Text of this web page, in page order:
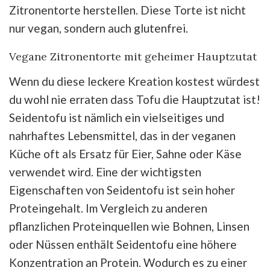
Zitronentorte herstellen. Diese Torte ist nicht
nur vegan, sondern auch glutenfrei.
Vegane Zitronentorte mit geheimer Hauptzutat
Wenn du diese leckere Kreation kostest würdest
du wohl nie erraten dass Tofu die Hauptzutat ist!
Seidentofu ist nämlich ein vielseitiges und
nahrhaftes Lebensmittel, das in der veganen
Küche oft als Ersatz für Eier, Sahne oder Käse
verwendet wird. Eine der wichtigsten
Eigenschaften von Seidentofu ist sein hoher
Proteingehalt. Im Vergleich zu anderen
pflanzlichen Proteinquellen wie Bohnen, Linsen
oder Nüssen enthält Seidentofu eine höhere
Konzentration an Protein. Wodurch es zu einer